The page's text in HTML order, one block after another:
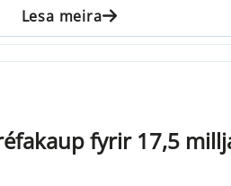
Lesa meira
fyrir 17,5